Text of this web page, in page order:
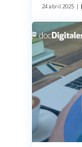
24 abril 2025 |